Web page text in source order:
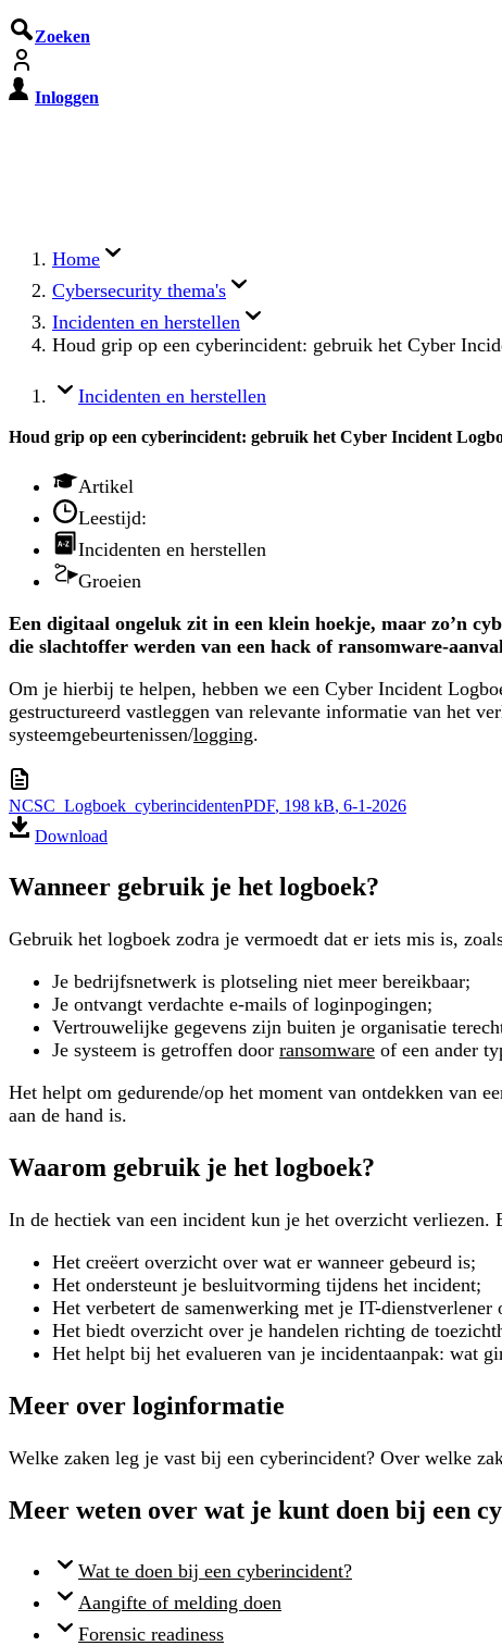
Zoeken
Inloggen
Home
Cybersecurity thema's
Incidenten en herstellen
Houd grip op een cyberincident: gebruik het Cyber
Incidenten en herstellen
Houd grip op een cyberincident: gebruik het Cyber Incident
Artikel
Leestijd:
Incidenten en herstellen
Groeien
Een digitaal ongeluk zit in een klein hoekje, maar zo’n
die slachtoffer werden van een hack of ransomware-
Om je hierbij te helpen, hebben we een Cyber Incident
gestructureerd vastleggen van relevante informatie van het
systeemgebeurtenissen/logging.
NCSC_Logboek_cyberincidentenPDF, 198 kB, 6-1-2026
Download
Wanneer gebruik je het logboek?
Gebruik het logboek zodra je vermoedt dat er iets mis is,
Je bedrijfsnetwerk is plotseling niet meer bereikbaar;
Je ontvangt verdachte e-mails of loginpogingen;
Vertrouwelijke gegevens zijn buiten je organisatie
Je systeem is getroffen door ransomware of een ander
Het helpt om gedurende/op het moment van ontdekken van
aan de hand is.
Waarom gebruik je het logboek?
In de hectiek van een incident kun je het overzicht verliezen.
Het creëert overzicht over wat er wanneer gebeurd is;
Het ondersteunt je besluitvorming tijdens het incident;
Het verbetert de samenwerking met je IT-dienstverlener
Het biedt overzicht over je handelen richting de
Het helpt bij het evalueren van je incidentaanpak: wat
Meer over loginformatie
Welke zaken leg je vast bij een cyberincident? Over welke
Meer weten over wat je kunt doen bij een
Wat te doen bij een cyberincident?
Aangifte of melding doen
Forensic readiness